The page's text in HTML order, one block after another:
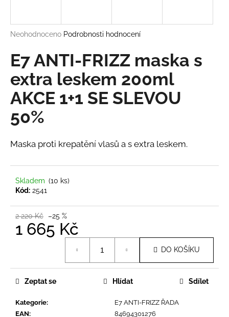
Průměrné
produktu
je
z
hvězdiček.
Neohodnoceno Podrobnosti hodnocení
E7 ANTI-FRIZZ maska s
extra leskem 200ml
AKCE 1+1 SE SLEVOU
50%
Maska proti krepatění vlasů a s extra leskem.
Skladem (10 ks)
Kód: 2541
2 220 Kč –25 %
1 665 Kč
DO KOŠÍKU
Kategorie:
E7 ANTI-FRIZZ ŘADA
EAN: 84694301276
Zeptat se Hlídat Sdílet
j
í
t
?
D
p
o
r
u
e